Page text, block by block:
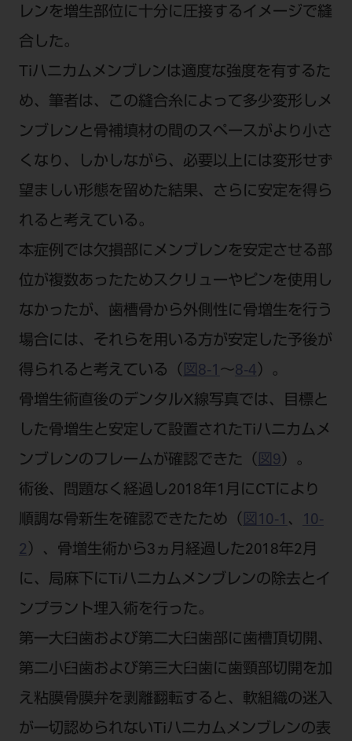
レンを増生部位に十分に圧接するイメージで縫
合した。
Tiハニカムメンブレンは適度な強度を有するた
め、筆者は、この縫合糸によって多少変形しメ
ンブレンと骨補填材の間のスペースがより小さ
くなり、しかしながら、必要以上には変形せず
望ましい形態を留めた結果、さらに安定を得ら
れると考えている。
本症例では欠損部にメンブレンを安定させる部
位が複数あったためスクリューやピンを使用し
なかったが、歯槽骨から外側性に骨増生を行う
場合には、それらを用いる方が安定した予後が
得られると考えている（ 図8-1 ～8-4）。
骨増生術直後のデンタルX線写真では、目標と
した骨増生と安定して設置されたTiハニカムメ
ンブレンのフレームが確認できた（ 図9 ）。
術後、問題なく経過し2018年1月にCTにより
順調な骨新生を確認できたため（ 図10-1 、
10-
2 ）、骨増生術から3ヵ月経過した2018年2月
に、局麻下にTiハニカムメンブレンの除去とイ
ンプラント埋入術を行った。
第一大臼歯および第二大臼歯部に歯槽頂切開、
第二小臼歯および第三大臼歯に歯頸部切開を加
え粘膜骨膜弁を剥離翻転すると、軟組織の迷入
が一切認められないTiハニカムメンブレンの表